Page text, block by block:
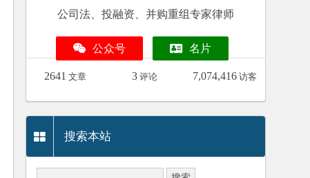
公司法、投融资、并购重组专家律师
公众号 名片
2641 文章 3 评论 7,074,416 访客
搜索本站